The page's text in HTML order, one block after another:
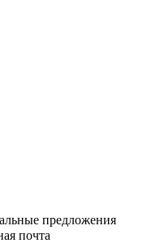
предложения
почта